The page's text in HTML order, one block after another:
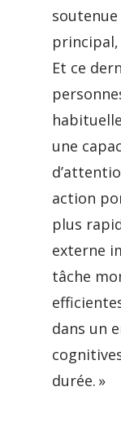
soutenue
principal,
Et ce
une
action
plus
externe
tâche
dans un
durée. »